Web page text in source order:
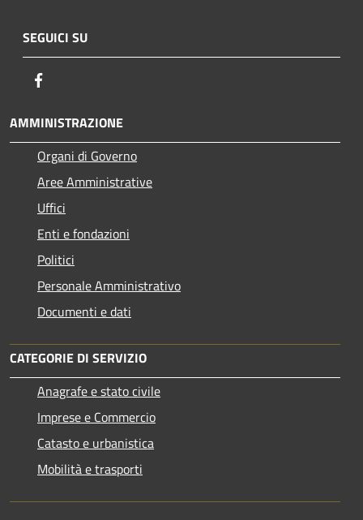
SEGUICI SU
AMMINISTRAZIONE
Organi di Governo
Aree Amministrative
Uffici
Enti e fondazioni
Politici
Personale Amministrativo
Documenti e dati
CATEGORIE DI SERVIZIO
Anagrafe e stato civile
Imprese e Commercio
Catasto e urbanistica
Mobilità e trasporti